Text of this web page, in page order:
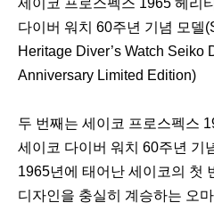
세이코 프로스펙스 1965 헤리
다이버 워치 60주년 기념 모델
Heritage Diver’s Watch Seiko
Anniversary Limited Edition)
두 번째는 세이코 프로스펙스
세이코 다이버 워치 60주년 기
1965년에 태어난 세이코의 첫
디자인을 충실히 계승하는 오